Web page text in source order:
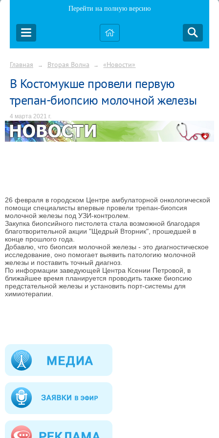
Перейти на полную версию
Главная → Вторая Волна → «Новости»
В Костомукше провели первую
трепан-биопсию молочной железы
4 марта 2021 г.
26 февраля в городском Центре амбулаторной онкологической
помощи специалисты впервые провели трепан-биопсия
молочной железы под УЗИ-контролем.
Закупка биопсийного пистолета стала возможной благодаря
благотворительной акции "Щедрый Вторник", прошедшей в
конце прошлого года.
Добавлю, что биопсия молочной железы - это диагностическое
исследование, оно помогает выявить патологию молочной
железы и поставить точный диагноз.
По информации заведующей Центра Ксении Петровой, в
ближайшее время планируется проводить также биопсию
предстательной железы и установить порт-системы для
химиотерапии.